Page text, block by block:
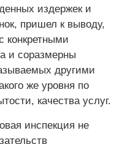
издержек и
пришел к выводу,
конкретными
и соразмерны
другими
же уровня по
качества услуг.
инспекция не